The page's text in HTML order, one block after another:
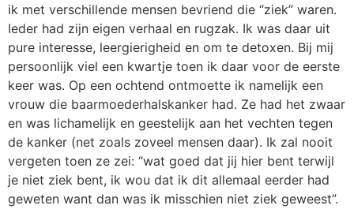
ik met verschillende mensen bevriend die “ziek” waren.
Ieder had zijn eigen verhaal en rugzak. Ik was daar uit
pure interesse, leergierigheid en om te detoxen. Bij mij
persoonlijk viel een kwartje toen ik daar voor de eerste
keer was. Op een ochtend ontmoette ik namelijk een
vrouw die baarmoederhalskanker had. Ze had het zwaar
en was lichamelijk en geestelijk aan het vechten tegen
de kanker (net zoals zoveel mensen daar). Ik zal nooit
vergeten toen ze zei: “wat goed dat jij hier bent terwijl
je niet ziek bent, ik wou dat ik dit allemaal eerder had
geweten want dan was ik misschien niet ziek geweest”.